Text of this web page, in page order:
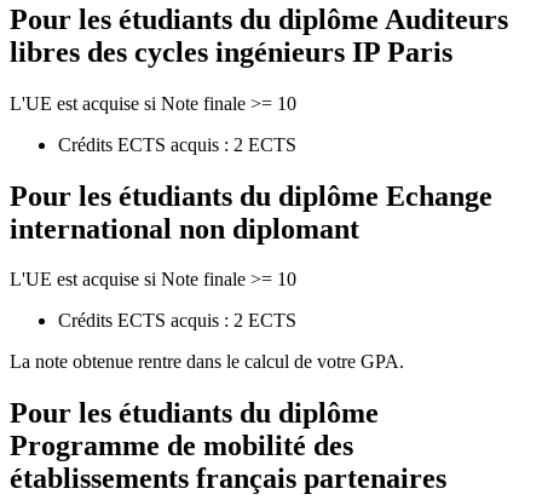
Pour les étudiants du diplôme Auditeurs
libres des cycles ingénieurs IP Paris
L'UE est acquise si Note finale >= 10
Crédits ECTS acquis : 2 ECTS
Pour les étudiants du diplôme Echange
international non diplomant
L'UE est acquise si Note finale >= 10
Crédits ECTS acquis : 2 ECTS
La note obtenue rentre dans le calcul de votre GPA.
Pour les étudiants du diplôme
Programme de mobilité des
établissements français partenaires